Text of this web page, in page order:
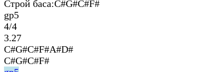
Строй баса:C#G#C#F#
gp5
4/4
3.27
C#G#C#F#A#D#
C#G#C#F#